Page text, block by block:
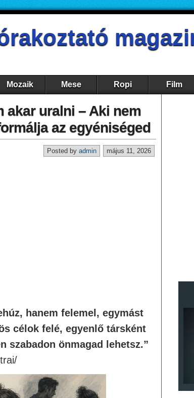
Mozaik Mese Ropi Film
akar uralni – Aki nem
az egyéniséged
május 11, 2026
Posted by admin
hanem felemel, egymást
célok felé, egyenlő társként
szabadon önmagad lehetsz.”